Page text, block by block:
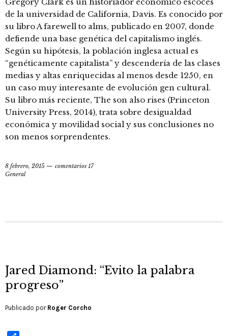
de la universidad de California, Davis. Es conocido por
su libro A farewell to alms, publicado en 2007, donde
defiende una base genética del capitalismo inglés.
Según su hipótesis, la población inglesa actual es
“genéticamente capitalista” y descendería de las clases
medias y altas enriquecidas al menos desde 1250, en
un caso muy interesante de evolución gen cultural.
Su libro más reciente, The son also rises (Princeton
University Press, 2014), trata sobre desigualdad
económica y movilidad social y sus conclusiones no
son menos sorprendentes.
8 febrero, 2015
comentarios 17
General
Jared Diamond: “Evito la palabra
progreso”
Publicado por Roger Corcho